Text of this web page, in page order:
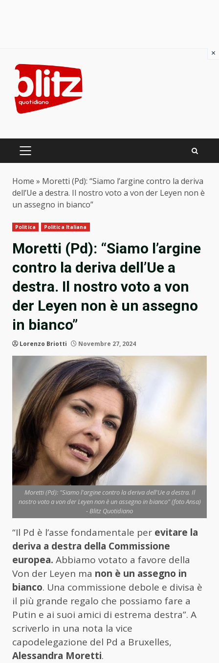
content
PRIMARY
Home » Moretti (Pd): “Siamo l’argine contro la deriva
dell’Ue a destra. Il nostro voto a von der Leyen non è
un assegno in bianco”
Politica Politica Italiana
Moretti (Pd): “Siamo l’argine
contro la deriva dell’Ue a
destra. Il nostro voto a von
der Leyen non è un assegno
in bianco”
Lorenzo Briotti Novembre 27, 2024
Moretti (Pd): "Siamo l'argine contro la deriva dell'Ue a destra. Il
nostro voto a von der Leyen non è un assegno in bianco" (foto Ansa)
- Blitz Quotidiano
“Il Pd è l’asse fondamentale per evitare la
deriva a destra della Commissione
europea. Abbiamo votato a favore della
Von der Leyen ma non è un assegno in
bianco. Una commissione debole e divisa è
il più grande regalo che possiamo fare a
Putin e ai suoi amici di estrema destra”. A
scriverlo in una nota la vice
capodelegazione del Pd a Bruxelles,
Alessandra Moretti.
×